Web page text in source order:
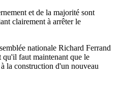
et de la majorité sont
clairement à arrêter le
nationale Richard Ferrand
faut maintenant que le
la construction d'un nouveau